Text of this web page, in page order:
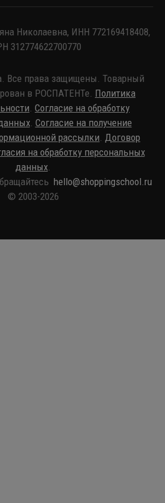
Николаевна, ИНН 772169418408,
312774622700770
права защищены. Товарный
в РОСПАТЕНТе. Политика
. Согласие на обработку
. Согласие на получение
рассылки. Договор
на обработку персональных
данных.
hello@shoppingschool.ru
© 2003-2026